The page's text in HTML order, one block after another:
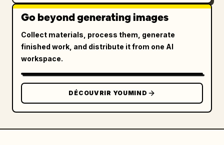
Go beyond generating images
Collect materials, process them, generate
finished work, and distribute it from one AI
workspace.
DÉCOUVRIR YOUMIND